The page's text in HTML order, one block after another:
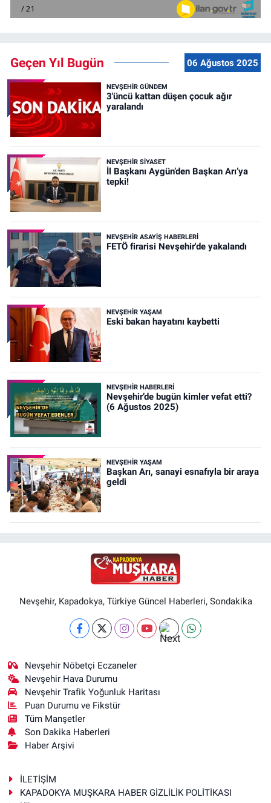
Geçen Yıl Bugün 06 Ağustos 2025
NEVŞEHIR GÜNDEM
3'üncü kattan düşen çocuk ağır
yaralandı
NEVŞEHIR SIYASET
İl Başkanı Aygün’den Başkan Arı’ya
tepki!
NEVŞEHIR ASAYIŞ HABERLERI
FETÖ firarisi Nevşehir'de yakalandı
NEVŞEHIR YAŞAM
Eski bakan hayatını kaybetti
NEVŞEHIR HABERLERI
Nevşehir’de bugün kimler vefat etti?
(6 Ağustos 2025)
NEVŞEHIR YAŞAM
Başkan Arı, sanayi esnafıyla bir araya
geldi
Nevşehir, Kapadokya, Türkiye Güncel Haberleri, Sondakika
Nevşehir Nöbetçi Eczaneler
Nevşehir Hava Durumu
Nevşehir Trafik Yoğunluk Haritası
Puan Durumu ve Fikstür
Tüm Manşetler
Son Dakika Haberleri
Haber Arşivi
İLETİŞİM
KAPADOKYA MUŞKARA HABER GİZLİLİK POLİTİKASI